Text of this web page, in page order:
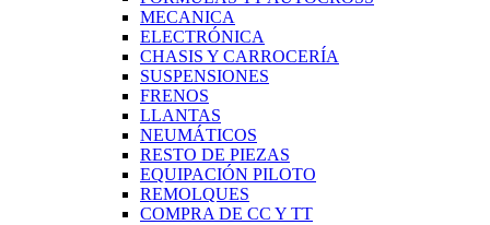
MECANICA
ELECTRÓNICA
CHASIS Y CARROCERÍA
SUSPENSIONES
FRENOS
LLANTAS
NEUMÁTICOS
RESTO DE PIEZAS
EQUIPACIÓN PILOTO
REMOLQUES
COMPRA DE CC Y TT